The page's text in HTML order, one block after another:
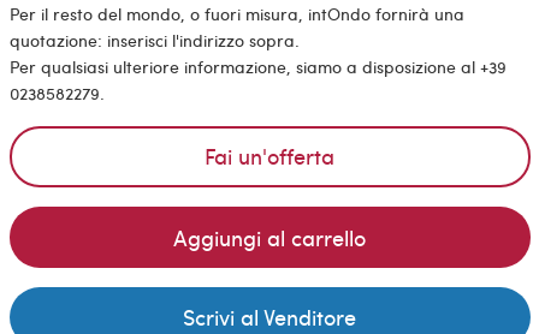
Per il resto del mondo, o fuori misura, intOndo fornirà una
quotazione: inserisci l'indirizzo sopra.
Per qualsiasi ulteriore informazione, siamo a disposizione al +39
0238582279.
Fai un'offerta
Aggiungi al carrello
Scrivi al Venditore